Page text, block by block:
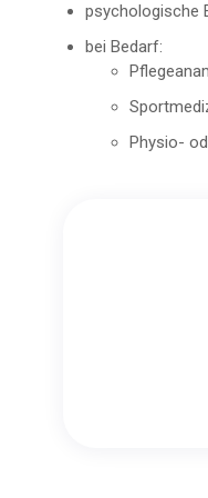
psychologische
bei Bedarf:
Physio-